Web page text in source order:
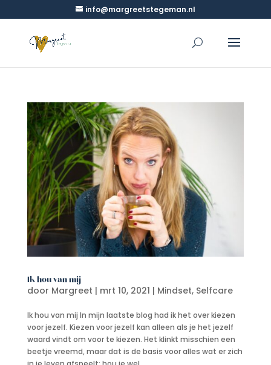
info@margreetstegeman.nl
Ik hou van mij
door Margreet | mrt 10, 2021 | Mindset, Selfcare
Ik hou van mij In mijn laatste blog had ik het over kiezen
voor jezelf. Kiezen voor jezelf kan alleen als je het jezelf
waard vindt om voor te kiezen. Het klinkt misschien een
beetje vreemd, maar dat is de basis voor alles wat er zich